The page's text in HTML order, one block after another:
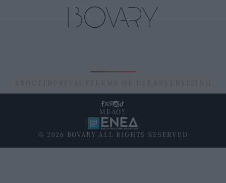
ABOUT ID PRIVACY TERMS OF USE ADVERTISING
© 2026 BOVARY ALL RIGHTS RESERVED
ΜΕΛΟΣ